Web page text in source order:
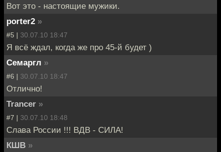
Вот это - настоящие мужики.
porter2 »
#5 | 30.07.10 18:47
Я всё ждал, когда же про 45-й будет )
Семаргл »
#6 | 30.07.10 18:47
Отлично!
Trancer »
#7 | 30.07.10 18:48
Слава России !!! ВДВ - СИЛА!
КШВ »